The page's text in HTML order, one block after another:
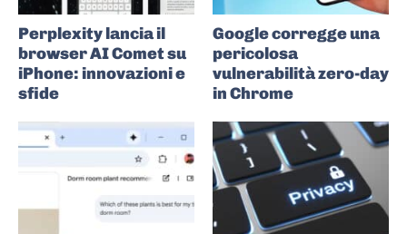
Perplexity lancia il
browser AI Comet su
iPhone: innovazioni e
sfide
Google corregge una
pericolosa
vulnerabilità zero-day
in Chrome